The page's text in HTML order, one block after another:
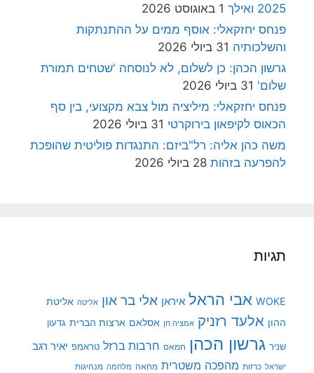
2025 ואילך
1 באוגוסט 2026
פנחס יחזקאלי: אוסף ממים על ההתנתקות
והשלכותיה 31 ביולי 2026
גרשון הכהן: כן לשלום, לא לנוסחה 'שטחים תמורת
שלום' 31 ביולי 2026
פנחס יחזקאלי: מיליציה מול צבא מקצועי, בין סף
הכאוס לקיפאון בירוקרטי 31 ביולי 2026
משה כהן אליה: רל"ביזם: התנגדות פוליטית שהופכת
להפרעה בזהות 28 ביולי 2026
תגיות
WOKE אבי הראל איראן אלי בר און אליטה אליטת
ההון אלעד רזניק אמציה חן אסלאם ארצות הברית גדעון
שניר גרשון הכהן חמאס חרבות ברזל טראמפ יאיר רגב
ישראל כרזות מהפכה משטרית מחאה מלחמה מנהיגות